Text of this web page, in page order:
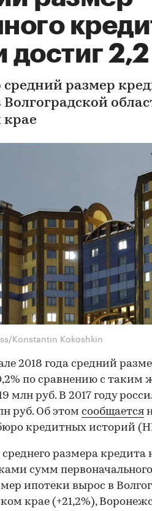
достиг
средний размер
Волгоградской
крае
Konstantin Kokoshkin
2018 года средний
по сравнению с таким
млн руб. В 2017 году
руб. Об этом сообщается
кредитных историй
размера кредита
сумм первоначального
ипотеки вырос в
крае (+21,2%),